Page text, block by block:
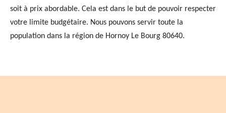
soit à prix abordable. Cela est dans le but de pouvoir respecter
votre limite budgétaire. Nous pouvons servir toute la
population dans la région de Hornoy Le Bourg 80640.